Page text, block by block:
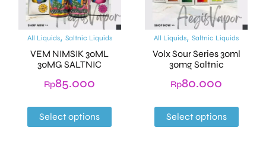
All Liquids, Saltnic Liquids
VEM NIMSIK 30ML
30MG SALTNIC
Rp85.000
Select options
All Liquids,Saltnic Liquids
Volx Sour Series 30ml
30mg Saltnic
Rp80.000
Select options